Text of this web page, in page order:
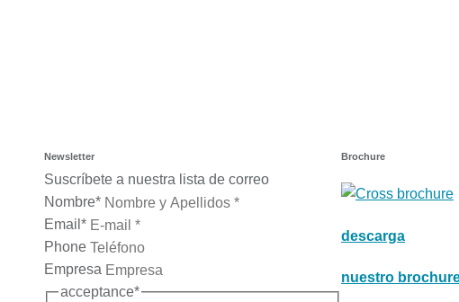
Newsletter
Suscríbete a nuestra lista de correo
Nombre*
Email *
Phone
Empresa
acceptance*
Brochure
descarga
nuestro